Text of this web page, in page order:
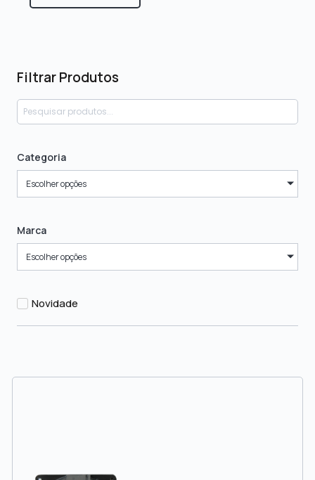
Filtrar Produtos
Categoria
Escolher opções
Marca
Escolher opções
Novidade